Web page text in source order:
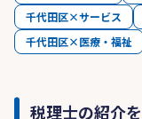
千代田区×サービス
千代田区×医療・福祉
税理士の紹介